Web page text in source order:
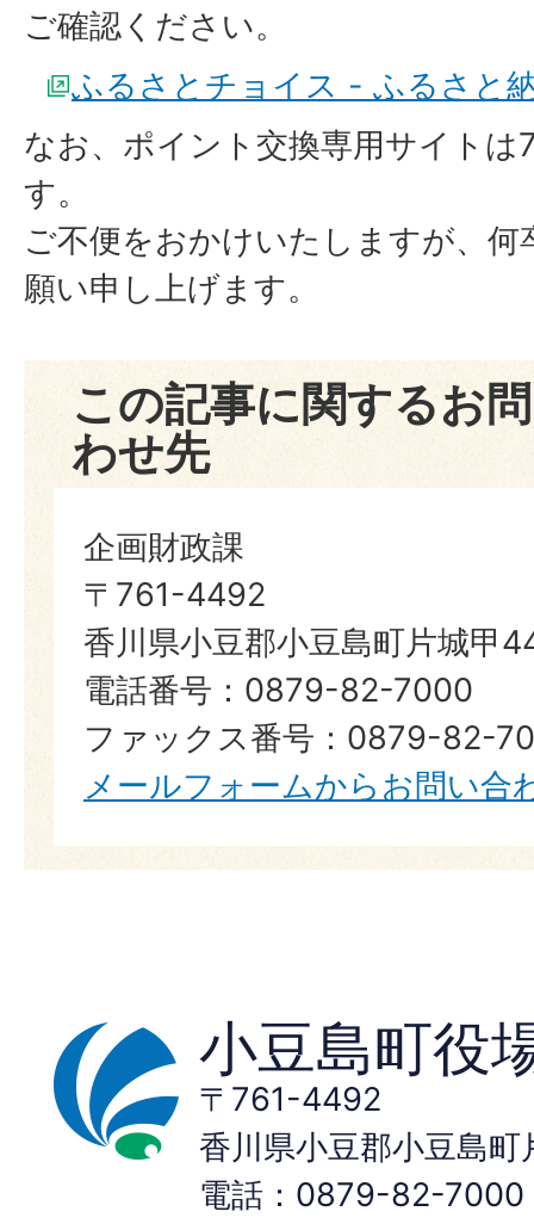
ご確認ください。
ふるさとチョイス - ふるさと
なお、ポイント交換専用サイトは
す。
ご不便をおかけいたしますが、
願い申し上げます。
この記事に関するお
わせ先
企画財政課
〒761-4492
香川県小豆郡小豆島町片城甲
電話番号：0879-82-7000
ファックス番号：0879-82-
メールフォームからお問い合
小豆島町役
〒761-4492
香川県小豆郡小豆島
電話：0879-82-7000